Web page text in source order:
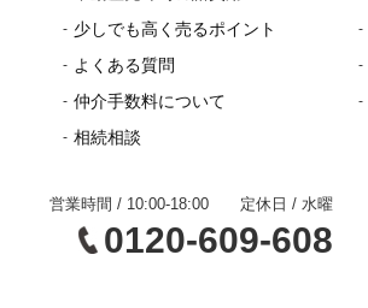
少しでも高く売るポイント
よくある質問
仲介手数料について
相続相談
営業時間 / 10:00-18:00 定休日 / 水曜
0120-609-608